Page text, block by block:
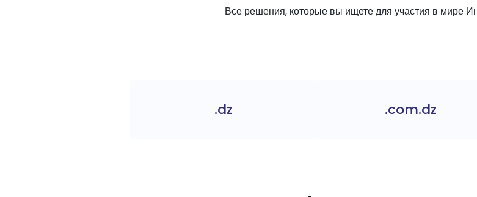
Все решения, которые вы ищете для участия в мире
.dz .com.dz